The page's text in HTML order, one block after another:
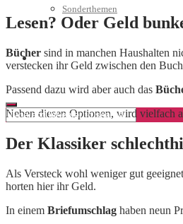
Sonderthemen
Geschäftskonto eröffnen
Lesen? Oder Geld
Bücher sind in manchen Haushalten
verstecken ihr Geld zwischen den
Passend dazu wird aber auch das
Neben diesen Optionen, wird vielfach
Der Klassiker
Als Versteck wohl weniger gut
horten hier ihr Geld.
In einem Briefumschlag haben neun